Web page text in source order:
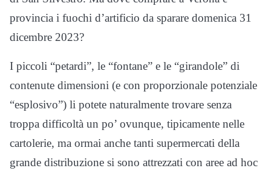
provincia i fuochi d’artificio da sparare domenica 31
dicembre 2023?
I piccoli “petardi”, le “fontane” e le “girandole” di
contenute dimensioni (e con proporzionale potenziale
“esplosivo”) li potete naturalmente trovare senza
troppa difficoltà un po’ ovunque, tipicamente nelle
cartolerie, ma ormai anche tanti supermercati della
grande distribuzione si sono attrezzati con aree ad hoc